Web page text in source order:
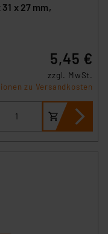
x 27 mm,
5,45 €
zzgl. MwSt.
zu Versandkosten